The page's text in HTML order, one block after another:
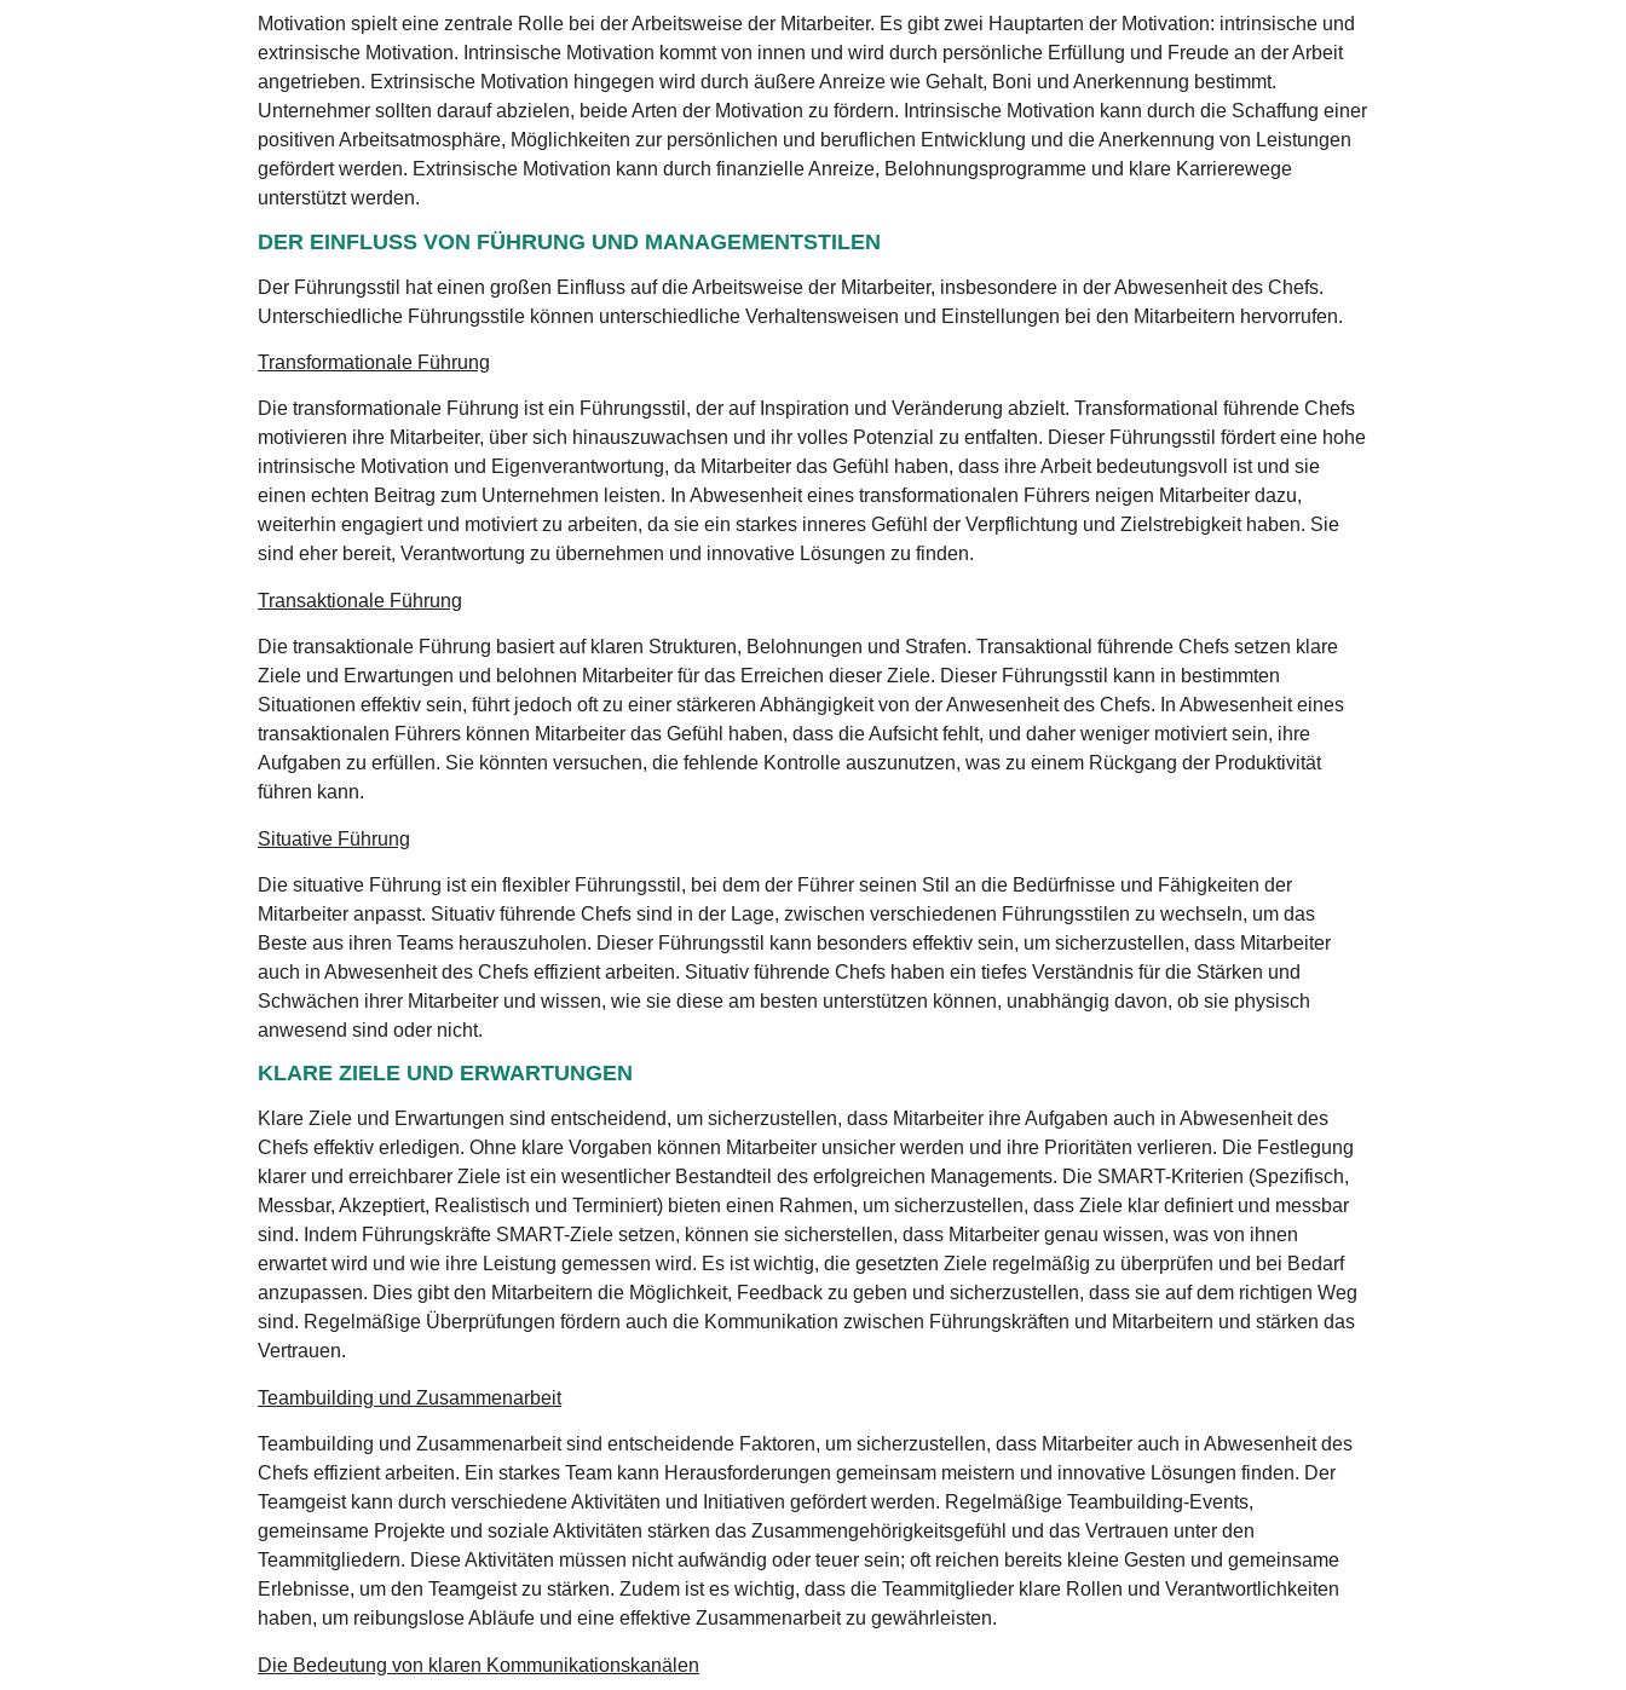
Motivation spielt eine zentrale Rolle bei der Arbeitsweise der Mitarbeiter. Es gibt zwei Hauptarten der Motivation: intrinsische und
extrinsische Motivation. Intrinsische Motivation kommt von innen und wird durch persönliche Erfüllung und Freude an der Arbeit
angetrieben. Extrinsische Motivation hingegen wird durch äußere Anreize wie Gehalt, Boni und Anerkennung bestimmt.
Unternehmer sollten darauf abzielen, beide Arten der Motivation zu fördern. Intrinsische Motivation kann durch die Schaffung einer
positiven Arbeitsatmosphäre, Möglichkeiten zur persönlichen und beruflichen Entwicklung und die Anerkennung von Leistungen
gefördert werden. Extrinsische Motivation kann durch finanzielle Anreize, Belohnungsprogramme und klare Karrierewege
unterstützt werden.
DER EINFLUSS VON FÜHRUNG UND MANAGEMENTSTILEN
Der Führungsstil hat einen großen Einfluss auf die Arbeitsweise der Mitarbeiter, insbesondere in der Abwesenheit des Chefs.
Unterschiedliche Führungsstile können unterschiedliche Verhaltensweisen und Einstellungen bei den Mitarbeitern hervorrufen.
Transformationale Führung
Die transformationale Führung ist ein Führungsstil, der auf Inspiration und Veränderung abzielt. Transformational führende Chefs
motivieren ihre Mitarbeiter, über sich hinauszuwachsen und ihr volles Potenzial zu entfalten. Dieser Führungsstil fördert eine hohe
intrinsische Motivation und Eigenverantwortung, da Mitarbeiter das Gefühl haben, dass ihre Arbeit bedeutungsvoll ist und sie
einen echten Beitrag zum Unternehmen leisten. In Abwesenheit eines transformationalen Führers neigen Mitarbeiter dazu,
weiterhin engagiert und motiviert zu arbeiten, da sie ein starkes inneres Gefühl der Verpflichtung und Zielstrebigkeit haben. Sie
sind eher bereit, Verantwortung zu übernehmen und innovative Lösungen zu finden.
Transaktionale Führung
Die transaktionale Führung basiert auf klaren Strukturen, Belohnungen und Strafen. Transaktional führende Chefs setzen klare
Ziele und Erwartungen und belohnen Mitarbeiter für das Erreichen dieser Ziele. Dieser Führungsstil kann in bestimmten
Situationen effektiv sein, führt jedoch oft zu einer stärkeren Abhängigkeit von der Anwesenheit des Chefs. In Abwesenheit eines
transaktionalen Führers können Mitarbeiter das Gefühl haben, dass die Aufsicht fehlt, und daher weniger motiviert sein, ihre
Aufgaben zu erfüllen. Sie könnten versuchen, die fehlende Kontrolle auszunutzen, was zu einem Rückgang der Produktivität
führen kann.
Situative Führung
Die situative Führung ist ein flexibler Führungsstil, bei dem der Führer seinen Stil an die Bedürfnisse und Fähigkeiten der
Mitarbeiter anpasst. Situativ führende Chefs sind in der Lage, zwischen verschiedenen Führungsstilen zu wechseln, um das
Beste aus ihren Teams herauszuholen. Dieser Führungsstil kann besonders effektiv sein, um sicherzustellen, dass Mitarbeiter
auch in Abwesenheit des Chefs effizient arbeiten. Situativ führende Chefs haben ein tiefes Verständnis für die Stärken und
Schwächen ihrer Mitarbeiter und wissen, wie sie diese am besten unterstützen können, unabhängig davon, ob sie physisch
anwesend sind oder nicht.
KLARE ZIELE UND ERWARTUNGEN
Klare Ziele und Erwartungen sind entscheidend, um sicherzustellen, dass Mitarbeiter ihre Aufgaben auch in Abwesenheit des
Chefs effektiv erledigen. Ohne klare Vorgaben können Mitarbeiter unsicher werden und ihre Prioritäten verlieren. Die Festlegung
klarer und erreichbarer Ziele ist ein wesentlicher Bestandteil des erfolgreichen Managements. Die SMART-Kriterien (Spezifisch,
Messbar, Akzeptiert, Realistisch und Terminiert) bieten einen Rahmen, um sicherzustellen, dass Ziele klar definiert und messbar
sind. Indem Führungskräfte SMART-Ziele setzen, können sie sicherstellen, dass Mitarbeiter genau wissen, was von ihnen
erwartet wird und wie ihre Leistung gemessen wird. Es ist wichtig, die gesetzten Ziele regelmäßig zu überprüfen und bei Bedarf
anzupassen. Dies gibt den Mitarbeitern die Möglichkeit, Feedback zu geben und sicherzustellen, dass sie auf dem richtigen Weg
sind. Regelmäßige Überprüfungen fördern auch die Kommunikation zwischen Führungskräften und Mitarbeitern und stärken das
Vertrauen.
Teambuilding und Zusammenarbeit
Teambuilding und Zusammenarbeit sind entscheidende Faktoren, um sicherzustellen, dass Mitarbeiter auch in Abwesenheit des
Chefs effizient arbeiten. Ein starkes Team kann Herausforderungen gemeinsam meistern und innovative Lösungen finden. Der
Teamgeist kann durch verschiedene Aktivitäten und Initiativen gefördert werden. Regelmäßige Teambuilding-Events,
gemeinsame Projekte und soziale Aktivitäten stärken das Zusammengehörigkeitsgefühl und das Vertrauen unter den
Teammitgliedern. Diese Aktivitäten müssen nicht aufwändig oder teuer sein; oft reichen bereits kleine Gesten und gemeinsame
Erlebnisse, um den Teamgeist zu stärken. Zudem ist es wichtig, dass die Teammitglieder klare Rollen und Verantwortlichkeiten
haben, um reibungslose Abläufe und eine effektive Zusammenarbeit zu gewährleisten.
Die Bedeutung von klaren Kommunikationskanälen